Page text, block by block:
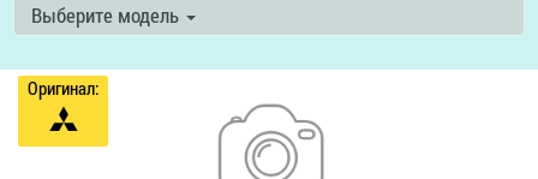
Выберите модель
Оригинал: